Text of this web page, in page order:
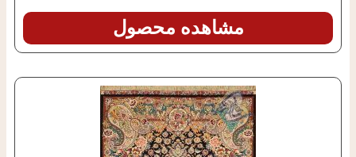
مشاهده محصول